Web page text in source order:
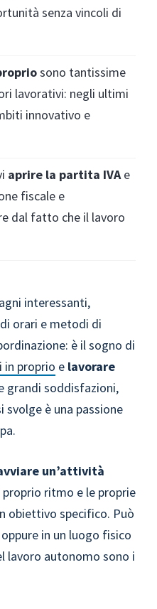
senza vincoli di
sono tantissime
lavorativi: negli ultimi
innovativo e
aprire la partita IVAe
fiscale e
dal fatto che il lavoro
interessanti,
orari e metodi di
è il sogno di
in proprio e lavorare
grandi soddisfazioni,
è una passione
un’attività
proprio ritmo e le proprie
obiettivo specifico. Può
in un luogo fisico
lavoro autonomo sono i